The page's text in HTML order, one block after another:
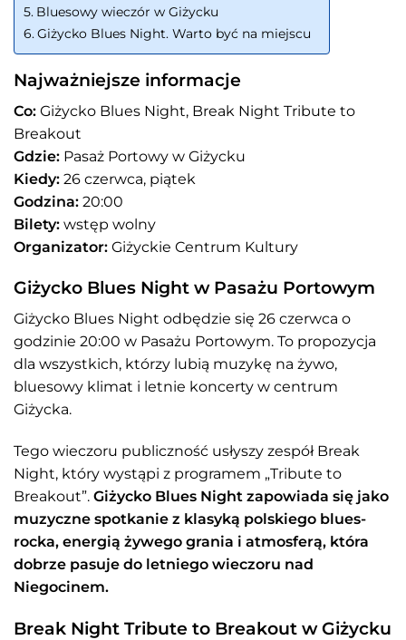
Bluesowy wieczór w Giżycku
Giżycko Blues Night. Warto być na miejscu
Najważniejsze informacje
Co: Giżycko Blues Night, Break Night Tribute to
Breakout
Gdzie: Pasaż Portowy w Giżycku
Kiedy: 26 czerwca, piątek
Godzina: 20:00
Bilety: wstęp wolny
Organizator: Giżyckie Centrum Kultury
Giżycko Blues Night w Pasażu Portowym
Giżycko Blues Night odbędzie się 26 czerwca o
godzinie 20:00 w Pasażu Portowym. To propozycja
dla wszystkich, którzy lubią muzykę na żywo,
bluesowy klimat i letnie koncerty w centrum
Giżycka.
Tego wieczoru publiczność usłyszy zespół Break
Night, który wystąpi z programem „Tribute to
Breakout”. Giżycko Blues Night zapowiada się jako
muzyczne spotkanie z klasyką polskiego blues-
rocka, energią żywego grania i atmosferą, która
dobrze pasuje do letniego wieczoru nad
Niegocinem.
Break Night Tribute to Breakout w Giżycku